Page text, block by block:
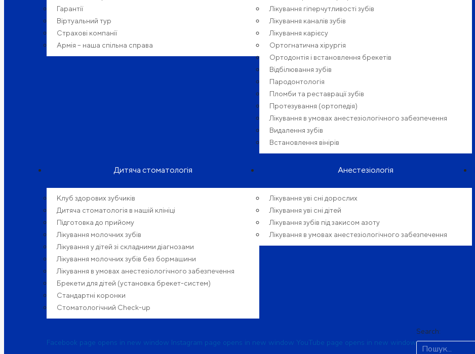
Гарантії
Віртуальний тур
Страхові компанії
Армія – наша спільна справа
Лікування гіперчутливості зубів
Лікування каналів зубів
Лікування карієсу
Ортогнатична хірургія
Ортодонтія і встановлення брекетів
Відбілювання зубів
Пародонтологія
Пломби та реставрації зубів
Протезування (ортопедія)
Лікування в умовах анестезіологічного забезпечення
Видалення зубів
Встановлення вінірів
Дитяча стоматологія
Клуб здорових зубчиків
Дитяча стоматологія в нашій клініці
Підготовка до прийому
Лікування молочних зубів
Лікування у дітей зі складними діагнозами
Лікування молочних зубів без бормашини
Лікування в умовах анестезіологічного забезпечення
Брекети для дітей (установка брекет-систем)
Cтандартні коронки
Стоматологiчний Check-up
Анестезіологія
Лікування уві сні дорослих
Лікування уві сні дітей
Лікування зубів під закисом азоту
Лікування в умовах анестезіологічного забезпечення
Facebook page opens in new window Instagram page opens in new window YouTube page opens in new window
Search: